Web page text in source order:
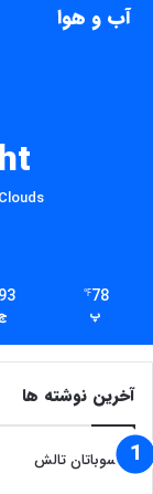
آب و هوا
78
℉
پ
93
ج
آخرین نوشته ها